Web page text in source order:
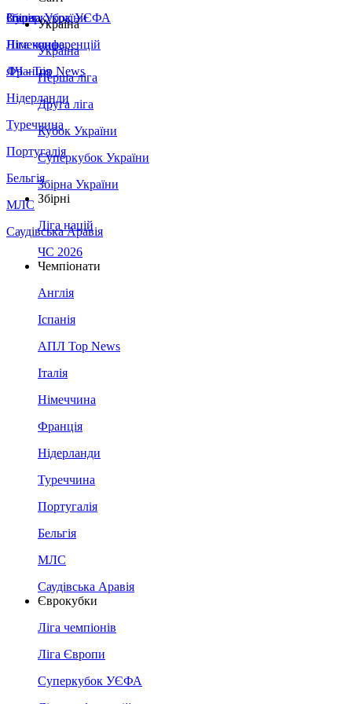
Збірна України
Італія
Німеччина
Франція
Нідерланди
Туреччина
Португалія
Бельгія
МЛС
Саудівська Аравія
Суперкубок УЄФА
Ліга конференцій
ЛЧ - Top News
Україна
Україна
Перша ліга
Друга ліга
Кубок України
Суперкубок України
Збірна України
Збірні
Ліга націй
ЧС 2026
Чемпіонати
Англія
Іспанія
АПЛ Top News
Італія
Німеччина
Франція
Нідерланди
Туреччина
Португалія
Бельгія
МЛС
Саудівська Аравія
Єврокубки
Ліга чемпіонів
Ліга Європи
Суперкубок УЄФА